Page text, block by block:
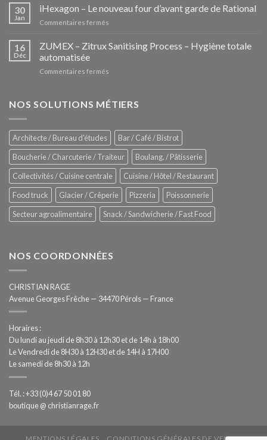
Pozzettis:
des
30
Jan
iHexagon – Le nouveau four d’avant garde de Rational
Commentaires fermés
–
de
16
Déc
ZUMEX – Zitrux Sanitising Process – Hygiène totale
automatisée
Commentaires fermés
Zitrux
–
Hygiène
totale
automatisée
NOS SOLUTIONS MÉTIERS
Architecte / Bureau d'études
Bar / Café / Bistrot
Boucherie / Charcuterie / Traiteur
Boulang. / Pâtisserie
Collectivités / Cuisine centrale
Cuisine / Hôtel / Restaurant
Food truck
Glacier / Crêperie Pizzeria
Poissonnerie
Secteur agroalimentaire
Snack / Sandwicherie / Fast Food
NOS COORDONNÉES
CHRISTIAN RAGE
Avenue Georges Frêche — 34470 Pérols — France
Horaires :
Du lundi au jeudi de 8h30 à 12h30 et de 14h à 18h00
Le Vendredi de 8H30 à 12H30 et de 14H à 17H00
Le samedi de 8h30 à 12h
Tél. : +33 (0)4 67 50 01 80
boutique @ christianrage.fr